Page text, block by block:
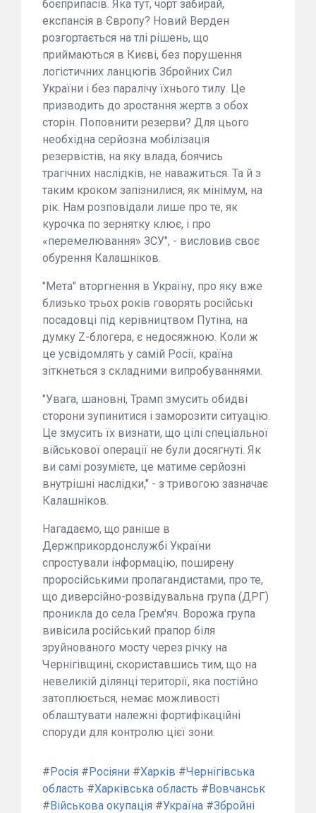
боєприпасів. Яка тут, чорт забирай,
експансія в Європу? Новий Верден
розгортається на тлі рішень, що
приймаються в Києві, без порушення
логістичних ланцюгів Збройних Сил
України і без паралічу їхнього тилу. Це
призводить до зростання жертв з обох
сторін. Поповнити резерви? Для цього
необхідна серйозна мобілізація
резервістів, на яку влада, боячись
трагічних наслідків, не наважиться. Та й з
таким кроком запізнилися, як мінімум, на
рік. Нам розповідали лише про те, як
курочка по зернятку клює, і про
«перемелювання» ЗСУ", - висловив своє
обурення Калашніков.
"Мета" вторгнення в Україну, про яку вже
близько трьох років говорять російські
посадовці під керівництвом Путіна, на
думку Z-блогера, є недосяжною. Коли ж
це усвідомлять у самій Росії, країна
зіткнеться з складними випробуваннями.
"Увага, шановні, Трамп змусить обидві
сторони зупинитися і заморозити ситуацію.
Це змусить їх визнати, що цілі спеціальної
військової операції не були досягнуті. Як
ви самі розумієте, це матиме серйозні
внутрішні наслідки," - з тривогою зазначає
Калашніков.
Нагадаємо, що раніше в
Держприкордонслужбі України
спростували інформацію, поширену
проросійськими пропагандистами, про те,
що диверсійно-розвідувальна група (ДРГ)
проникла до села Грем'яч. Ворожа група
вивісила російський прапор біля
зруйнованого мосту через річку на
Чернігівщині, скориставшись тим, що на
невеликій ділянці території, яка постійно
затоплюється, немає можливості
облаштувати належні фортифікаційні
споруди для контролю цієї зони.
#Росія #Росіяни #Харків #Чернігівська
область #Харківська область #Вовчанськ
#Військова окупація #Україна #Збройні